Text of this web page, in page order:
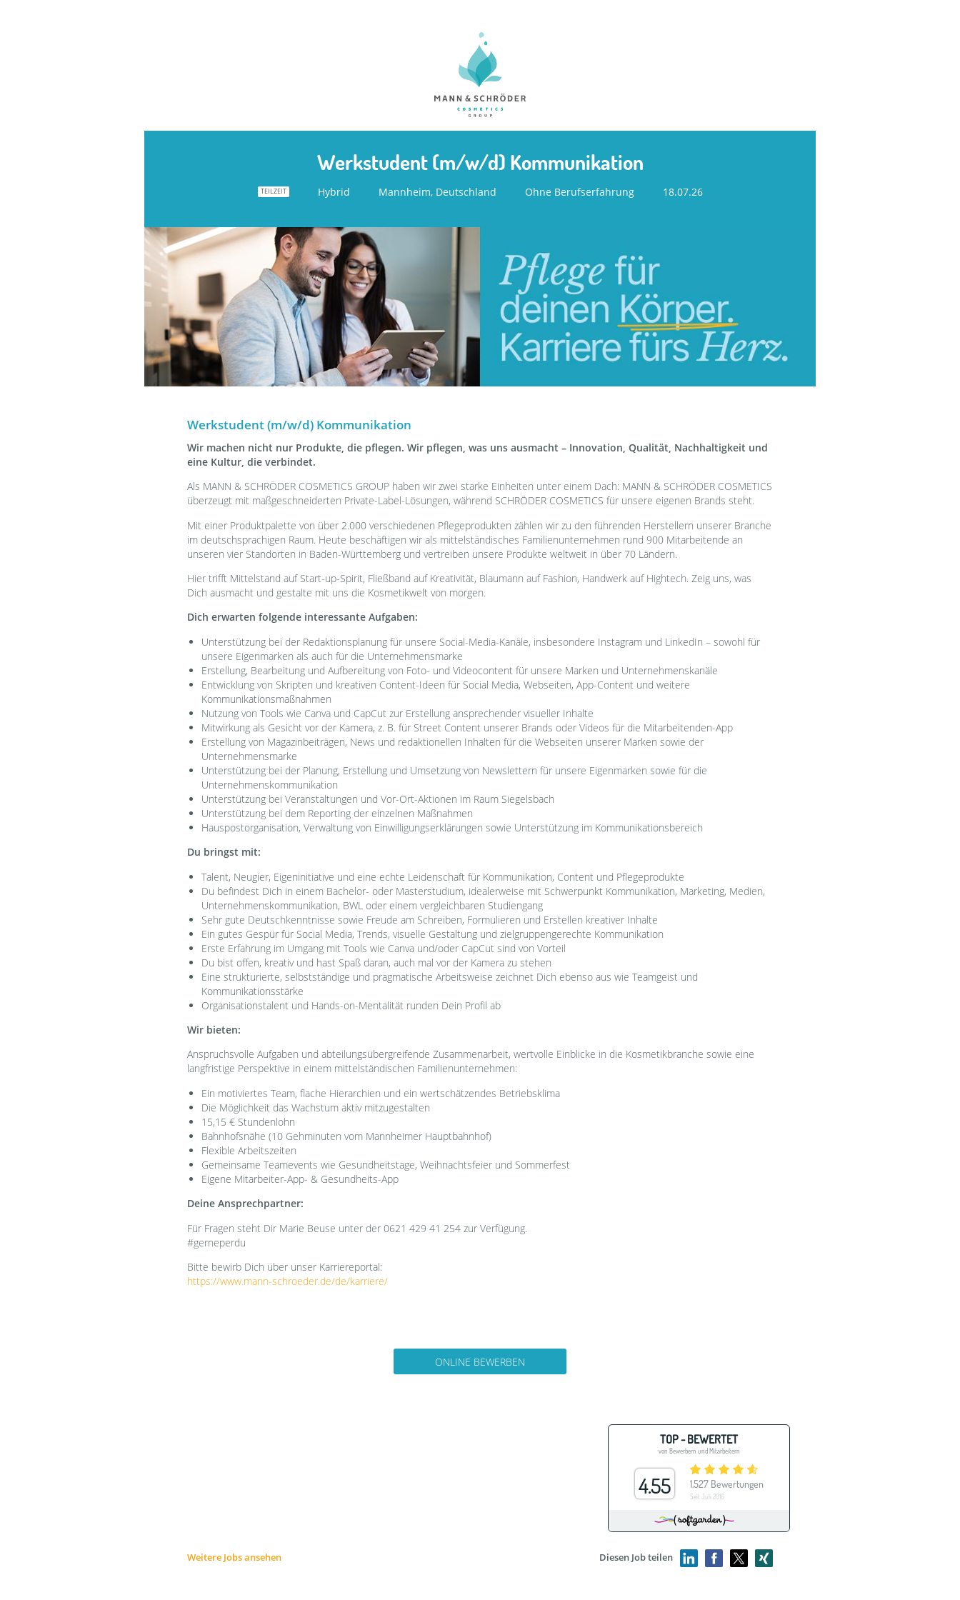
Werkstudent (m/w/d) Kommunikation
TEILZEIT Hybrid Mannheim, Deutschland Ohne Berufserfahrung 18.07.26
Werkstudent (m/w/d) Kommunikation
Wir machen nicht nur Produkte, die pflegen. Wir pflegen, was uns ausmacht – Innovation, Qualität, Nachhaltigkeit und
eine Kultur, die verbindet.
Als MANN & SCHRÖDER COSMETICS GROUP haben wir zwei starke Einheiten unter einem Dach: MANN & SCHRÖDER COSMETICS
überzeugt mit maßgeschneiderten Private-Label-Lösungen, während SCHRÖDER COSMETICS für unsere eigenen Brands steht.
Mit einer Produktpalette von über 2.000 verschiedenen Pflegeprodukten zählen wir zu den führenden Herstellern unserer Branche
im deutschsprachigen Raum. Heute beschäftigen wir als mittelständisches Familienunternehmen rund 900 Mitarbeitende an
unseren vier Standorten in Baden-Württemberg und vertreiben unsere Produkte weltweit in über 70 Ländern.
Hier trifft Mittelstand auf Start-up-Spirit, Fließband auf Kreativität, Blaumann auf Fashion, Handwerk auf Hightech. Zeig uns, was
Dich ausmacht und gestalte mit uns die Kosmetikwelt von morgen.
Dich erwarten folgende interessante Aufgaben:
Unterstützung bei der Redaktionsplanung für unsere Social-Media-Kanäle, insbesondere Instagram und LinkedIn – sowohl für
unsere Eigenmarken als auch für die Unternehmensmarke
Erstellung, Bearbeitung und Aufbereitung von Foto- und Videocontent für unsere Marken und Unternehmenskanäle
Entwicklung von Skripten und kreativen Content-Ideen für Social Media, Webseiten, App-Content und weitere
Kommunikationsmaßnahmen
Nutzung von Tools wie Canva und CapCut zur Erstellung ansprechender visueller Inhalte
Mitwirkung als Gesicht vor der Kamera, z. B. für Street Content unserer Brands oder Videos für die Mitarbeitenden-App
Erstellung von Magazinbeiträgen, News und redaktionellen Inhalten für die Webseiten unserer Marken sowie der
Unternehmensmarke
Unterstützung bei der Planung, Erstellung und Umsetzung von Newslettern für unsere Eigenmarken sowie für die
Unternehmenskommunikation
Unterstützung bei Veranstaltungen und Vor-Ort-Aktionen im Raum Siegelsbach
Unterstützung bei dem Reporting der einzelnen Maßnahmen
Hauspostorganisation, Verwaltung von Einwilligungserklärungen sowie Unterstützung im Kommunikationsbereich
Du bringst mit:
Talent, Neugier, Eigeninitiative und eine echte Leidenschaft für Kommunikation, Content und Pflegeprodukte
Du befindest Dich in einem Bachelor- oder Masterstudium, idealerweise mit Schwerpunkt Kommunikation, Marketing, Medien,
Unternehmenskommunikation, BWL oder einem vergleichbaren Studiengang
Sehr gute Deutschkenntnisse sowie Freude am Schreiben, Formulieren und Erstellen kreativer Inhalte
Ein gutes Gespür für Social Media, Trends, visuelle Gestaltung und zielgruppengerechte Kommunikation
Erste Erfahrung im Umgang mit Tools wie Canva und/oder CapCut sind von Vorteil
Du bist offen, kreativ und hast Spaß daran, auch mal vor der Kamera zu stehen
Eine strukturierte, selbstständige und pragmatische Arbeitsweise zeichnet Dich ebenso aus wie Teamgeist und
Kommunikationsstärke
Organisationstalent und Hands-on-Mentalität runden Dein Profil ab
Wir bieten:
Anspruchsvolle Aufgaben und abteilungsübergreifende Zusammenarbeit, wertvolle Einblicke in die Kosmetikbranche sowie eine
langfristige Perspektive in einem mittelständischen Familienunternehmen:
Ein motiviertes Team, flache Hierarchien und ein wertschätzendes Betriebsklima
Die Möglichkeit das Wachstum aktiv mitzugestalten
15,15 € Stundenlohn
Bahnhofsnähe (10 Gehminuten vom Mannheimer Hauptbahnhof)
Flexible Arbeitszeiten
Gemeinsame Teamevents wie Gesundheitstage, Weihnachtsfeier und Sommerfest
Eigene Mitarbeiter-App- & Gesundheits-App
Deine Ansprechpartner:
Für Fragen steht Dir Marie Beuse unter der 0621 429 41 254 zur Verfügung.
#gerneperdu
Bitte bewirb Dich über unser Karriereportal:
https://www.mann-schroeder.de/de/karriere/
ONLINE BEWERBEN
Weitere Jobs ansehen Diesen Job teilen